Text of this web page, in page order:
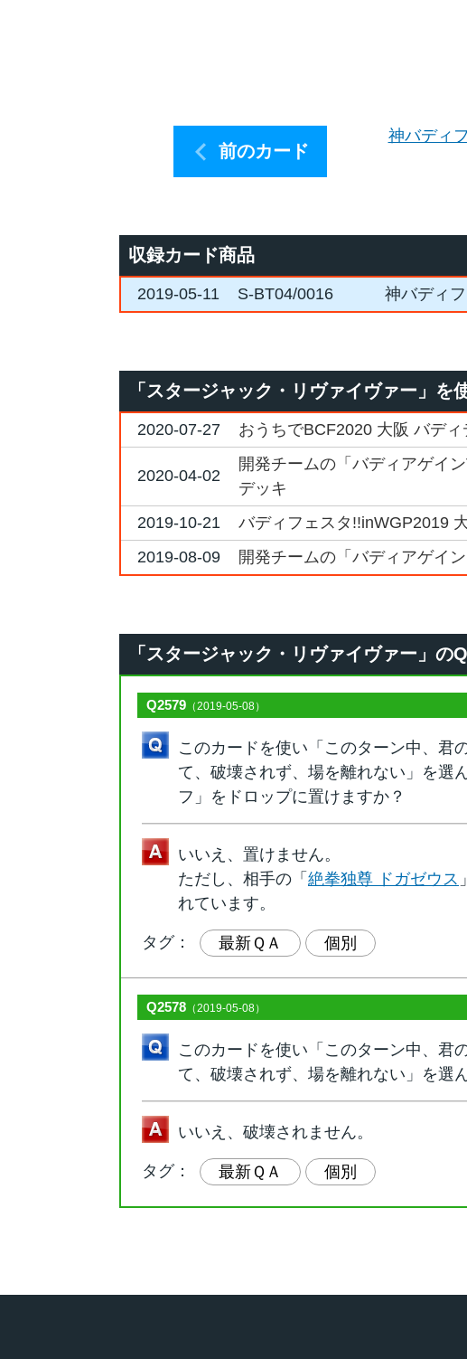
前のカード
神バディ
収録カード商品
2019-05-11 S-BT04/0016 神バディ
「スタージャック・リヴァイヴァー」を
2020-07-27 おうちでBCF2020 大阪 バデ
2020-04-02
開発チームの「バディアゲイ
デッキ
2019-10-21
バディフェスタ!!inWGP2019
2019-08-09
開発チームの「バディアゲイ
「スタージャック・リヴァイヴァー」の
Q2579 （2019-05-08）
このカードを使い「このターン中、君
て、破壊されず、場を離れない」を選
フ」をドロップに置けますか？
いいえ、置けません。
ただし、相手の「 絶拳独尊 ドガゼウス
れています。
タグ： 最新ＱＡ 個別
Q2578 （2019-05-08）
このカードを使い「このターン中、君
て、破壊されず、場を離れない」を選
いいえ、破壊されません。
タグ： 最新ＱＡ 個別